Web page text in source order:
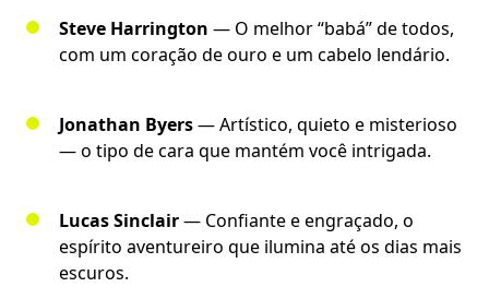
Steve Harrington — O melhor “babá” de todos,
com um coração de ouro e um cabelo lendário.
Jonathan Byers— Artístico, quieto e misterioso
— o tipo de cara que mantém você intrigada.
Lucas Sinclair— Confiante e engraçado, o
espírito aventureiro que ilumina até os dias mais
escuros.